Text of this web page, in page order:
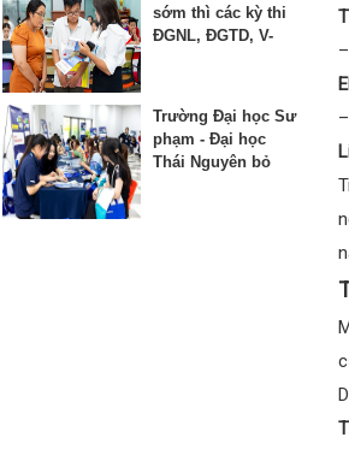
sớm thì các kỳ thi
ĐGNL, ĐGTD, V-
Trường Đại học Sư
phạm - Đại học
Thái Nguyên bỏ